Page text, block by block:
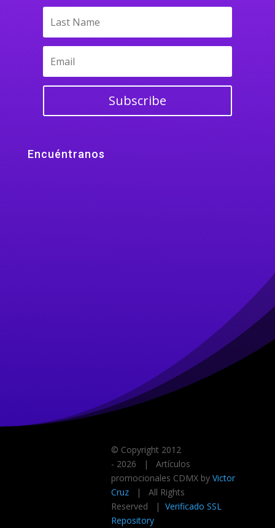
Subscribe
Encuéntranos
© Copyright 2012
- 2026 | Artículos
promocionales CDMX by Victor
Cruz| All Rights
Reserved | Verificado SSL
Repository